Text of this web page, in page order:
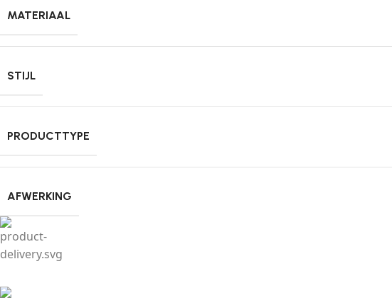
MATERIAAL
STIJL
PRODUCTTYPE
AFWERKING